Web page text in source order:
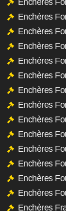
Enchères
Enchères
Enchères
Enchères
Enchères
Enchères
Enchères
Enchères
Enchères
Enchères
Enchères
Enchères
Enchères
Enchères